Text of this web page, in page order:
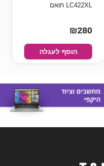
LC422XL תואם
₪280
הוסף לעגלה